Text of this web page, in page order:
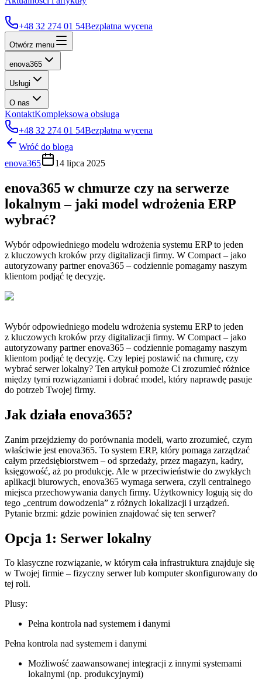
+48 32 274 01 54Bezpłatna wycena
Otwórz menu
enova365
Usługi
O nas
KontaktKompleksowa obsługa
+48 32 274 01 54Bezpłatna wycena
Wróć do bloga
enova365
14 lipca 2025
enova365 w chmurze czy na serwerze
lokalnym – jaki model wdrożenia ERP
wybrać?
Wybór odpowiedniego modelu wdrożenia systemu ERP to jeden
z kluczowych kroków przy digitalizacji firmy. W Compact – jako
autoryzowany partner enova365 – codziennie pomagamy naszym
klientom podjąć tę decyzję.
Wybór odpowiedniego modelu wdrożenia systemu ERP to jeden
z kluczowych kroków przy digitalizacji firmy. W Compact – jako
autoryzowany partner enova365 – codziennie pomagamy naszym
klientom podjąć tę decyzję. Czy lepiej postawić na chmurę, czy
wybrać serwer lokalny? Ten artykuł pomoże Ci zrozumieć różnice
między tymi rozwiązaniami i dobrać model, który naprawdę pasuje
do potrzeb Twojej firmy.
Jak działa enova365?
Zanim przejdziemy do porównania modeli, warto zrozumieć, czym
właściwie jest enova365. To system ERP, który pomaga zarządzać
całym przedsiębiorstwem – od sprzedaży, przez magazyn, kadry,
księgowość, aż po produkcję. Ale w przeciwieństwie do zwykłych
aplikacji biurowych, enova365 wymaga serwera, czyli centralnego
miejsca przechowywania danych firmy. Użytkownicy logują się do
tego „centrum dowodzenia” z różnych lokalizacji i urządzeń.
Pytanie brzmi: gdzie powinien znajdować się ten serwer?
Opcja 1: Serwer lokalny
To klasyczne rozwiązanie, w którym cała infrastruktura znajduje się
w Twojej firmie – fizyczny serwer lub komputer skonfigurowany do
tej roli.
Plusy:
Pełna kontrola nad systemem i danymi
Pełna kontrola nad systemem i danymi
Możliwość zaawansowanej integracji z innymi systemami
lokalnymi (np. produkcyjnymi)